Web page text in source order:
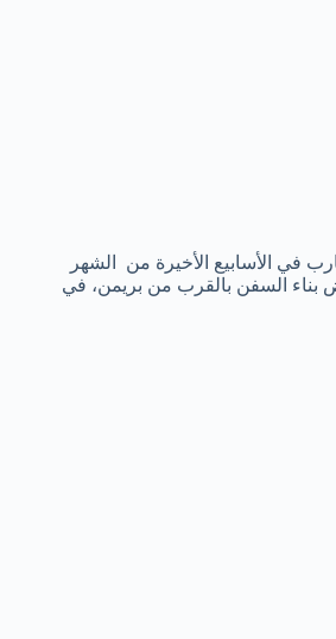
في الأسابيع الأخيرة من الشهر
بناء السفن بالقرب من بريمن، في